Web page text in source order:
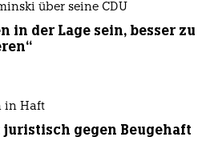
über seine CDU
in der Lage sein, besser zu
in Haft
juristisch gegen Beugehaft